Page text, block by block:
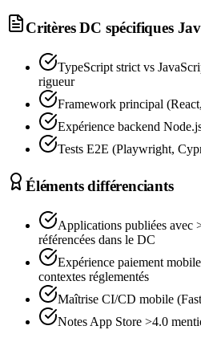
Critères DC spécifiques
TypeScript strict vs
rigueur
Framework principal
Expérience backend
Tests E2E (Playwright,
Éléments différenciants
Applications publiées avec
référencées dans le DC
Expérience paiement
contextes réglementés
Maîtrise CI/CD mobile
Notes App Store >4.0